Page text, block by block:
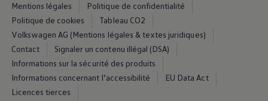
Trouver des services pour votre modèle
Mises à jour pour les logiciels, les cartes et la
Applications Volkswagen, connexion et
We Charge
Réseau Volkswagen Luxembourg
Liste des concessionnaires
Recherche de concessionnaire
75 ans de Volkswagen au Luxembourg
Véhicules en stock
Mentions légales
Politique de confidentialité
Politique de cookies
Tableau CO2
Volkswagen AG (Mentions légales & textes juridiques)
Contact
Signaler un contenu illégal (DSA)
Informations sur la sécurité des produits
Informations concernant l’accessibilité
EU Data Act
Licences tierces